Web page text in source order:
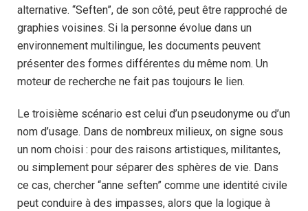
alternative. “Seften”, de son côté, peut être rapproché de
graphies voisines. Si la personne évolue dans un
environnement multilingue, les documents peuvent
présenter des formes différentes du même nom. Un
moteur de recherche ne fait pas toujours le lien.
Le troisième scénario est celui d’un pseudonyme ou d’un
nom d’usage. Dans de nombreux milieux, on signe sous
un nom choisi : pour des raisons artistiques, militantes,
ou simplement pour séparer des sphères de vie. Dans
ce cas, chercher “anne seften” comme une identité civile
peut conduire à des impasses, alors que la logique à